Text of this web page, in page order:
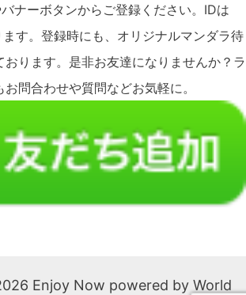
ナーボタンからご登録ください。IDは
す。登録時にも、オリジナルマンダラ待
おります。是非お友達になりませんか？ラ
お問合わせや質問などお気軽に。
Enjoy Now powered by World